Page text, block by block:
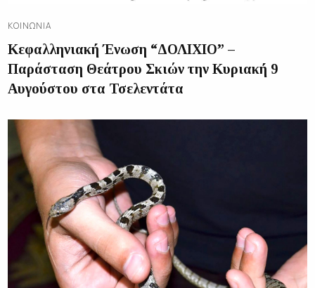
ΚΟΙΝΩΝΊΑ
Κεφαλληνιακή Ένωση “ΔΟΛΙΧΙΟ” –
Παράσταση Θεάτρου Σκιών την Κυριακή 9
Αυγούστου στα Τσελεντάτα